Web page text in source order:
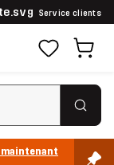
Service clients